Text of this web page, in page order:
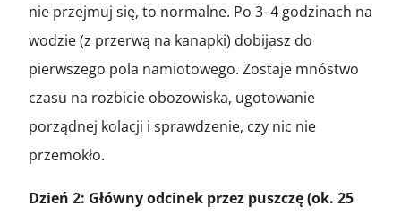
nie przejmuj się, to normalne. Po 3–4 godzinach na
wodzie (z przerwą na kanapki) dobijasz do
pierwszego pola namiotowego. Zostaje mnóstwo
czasu na rozbicie obozowiska, ugotowanie
porządnej kolacji i sprawdzenie, czy nic nie
przemokło.
Dzień 2: Główny odcinek przez puszczę (ok. 25